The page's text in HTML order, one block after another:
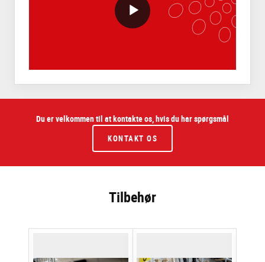
VideoWithLightboxBlock
Du er velkommen til at kontakte os, hvis du har spørgsmål
KONTAKT OS
Tilbehør